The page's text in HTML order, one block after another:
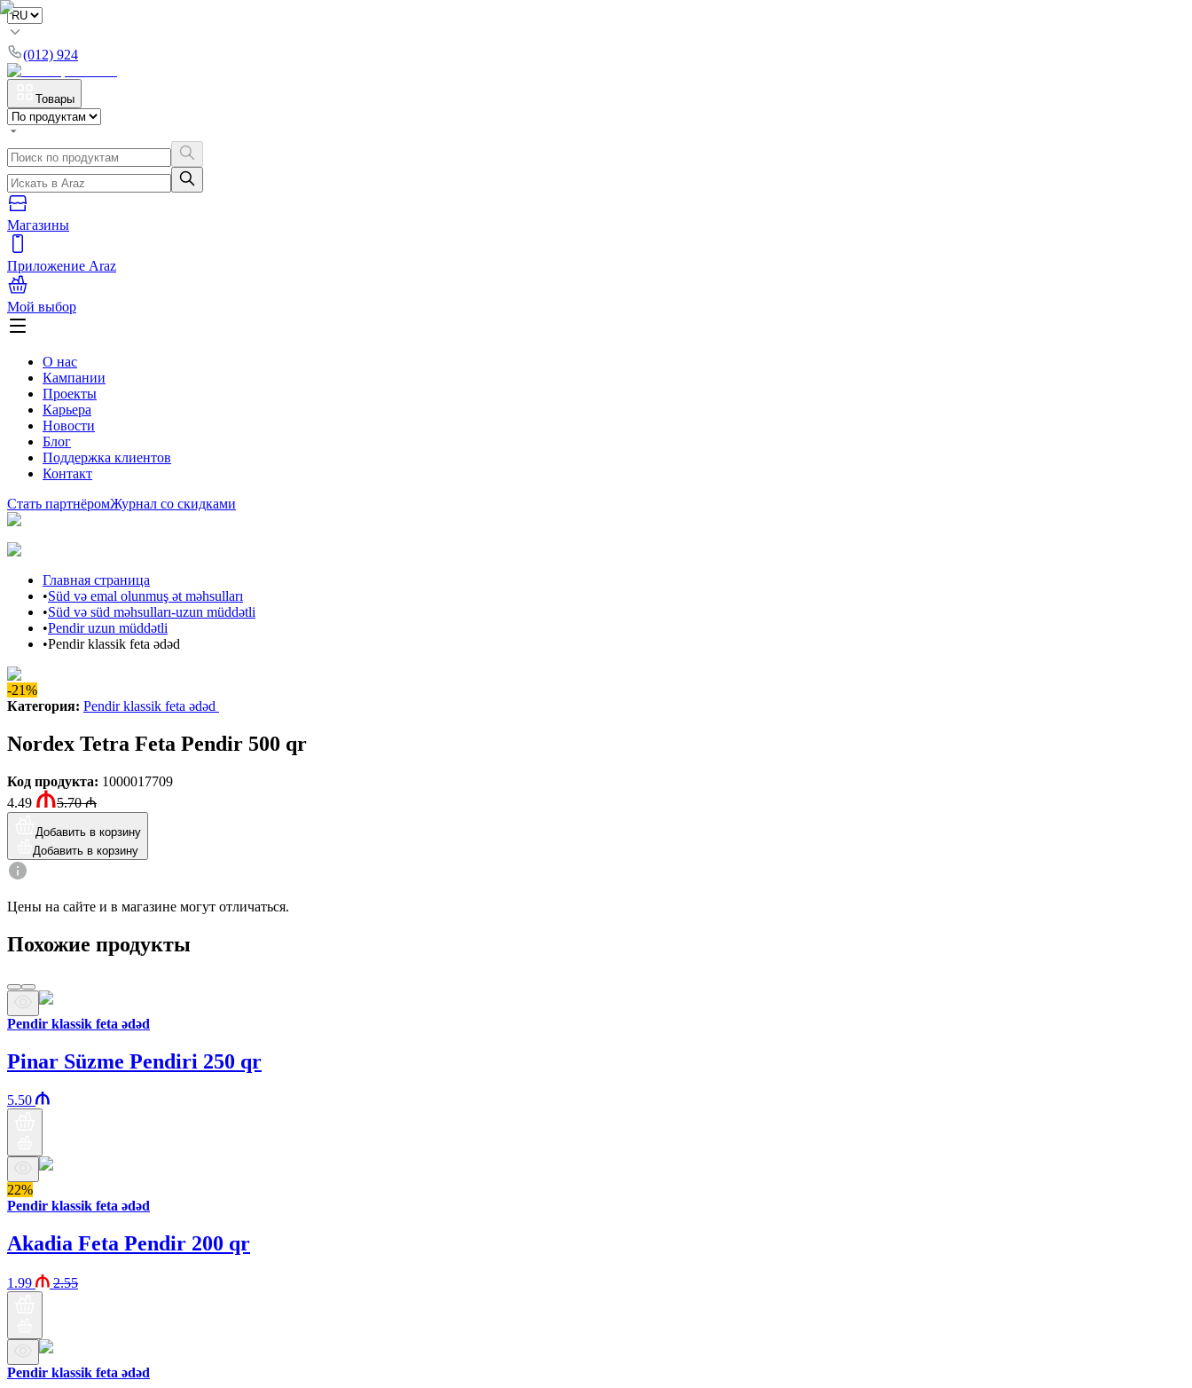
(012) 924
Товары
Магазины
Приложение Araz
Мой выбор
О нас
Кампании
Проекты
Карьера
Новости
Блог
Поддержка клиентов
Контакт
Стать партнёромЖурнал со скидками
Главная страница
•Süd və emal olunmuş ət məhsulları
•Süd və süd məhsulları-uzun müddətli
•Pendir uzun müddətli
•Pendir klassik feta ədəd
-21%
Категория: Pendir klassik feta ədəd
Nordex Tetra Feta Pendir 500 qr
Код продукта: 1000017709
4.49
5.70₼
Добавить в корзину
Добавить в корзину
Цены на сайте и в магазине могут отличаться.
Похожие продукты
Pendir klassik feta ədəd
Pinar Süzme Pendiri 250 qr
5.50
22%
Pendir klassik feta ədəd
Akadia Feta Pendir 200 qr
1.99 2.55
Pendir klassik feta ədəd